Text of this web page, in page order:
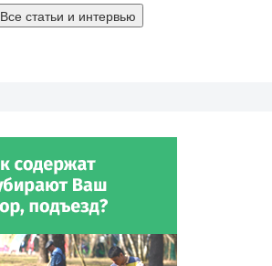
Все статьи и интервью